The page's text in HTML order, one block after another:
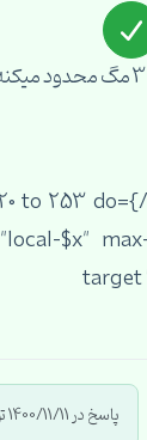
to 253
$x"
target
پاسخ در 1400/11/11 توسط